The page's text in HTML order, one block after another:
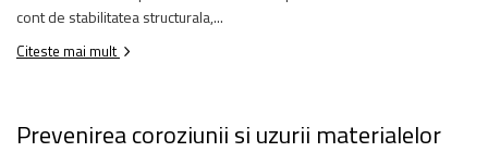
cont de stabilitatea structurala,...
Citeste mai mult
Prevenirea coroziunii si uzurii materialelor